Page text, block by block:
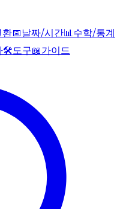
환📅날짜/시간📊수학/통계
🛠️도구📖가이드